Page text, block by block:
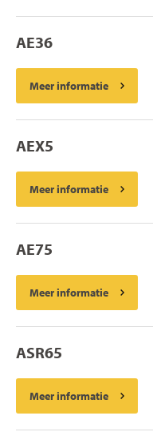
AE36
Meer informatie
AEX5
Meer informatie
AE75
Meer informatie
ASR65
Meer informatie